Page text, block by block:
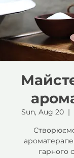
Sun, Aug 20
  |
гарного